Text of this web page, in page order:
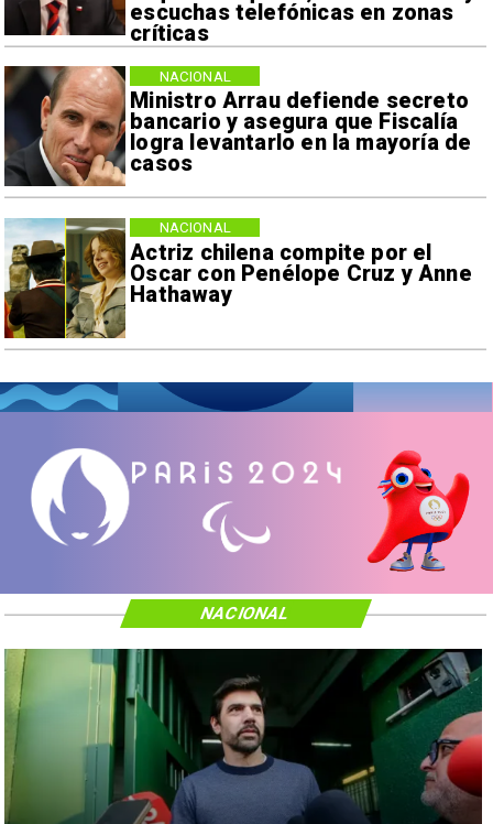
escuchas telefónicas en zonas
críticas
Ministro Arrau defiende secreto
bancario y asegura que Fiscalía
logra levantarlo en la mayoría de
casos
NACIONAL
Actriz chilena compite por el
Oscar con Penélope Cruz y Anne
Hathaway
NACIONAL
NACIONAL